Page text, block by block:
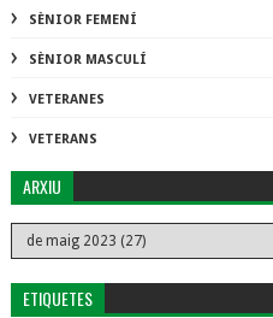
SÈNIOR FEMENÍ
SÈNIOR MASCULÍ
VETERANES
VETERANS
ARXIU
ETIQUETES